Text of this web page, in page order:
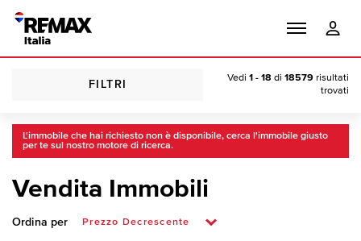
FILTRI
Vedi 1 - 18 di 18579 risultati
trovati
L'immobile che hai richiesto non è disponibile, cerca l'immobile giusto
per te sul nostro motore di ricerca.
Vendita Immobili
Ordina per